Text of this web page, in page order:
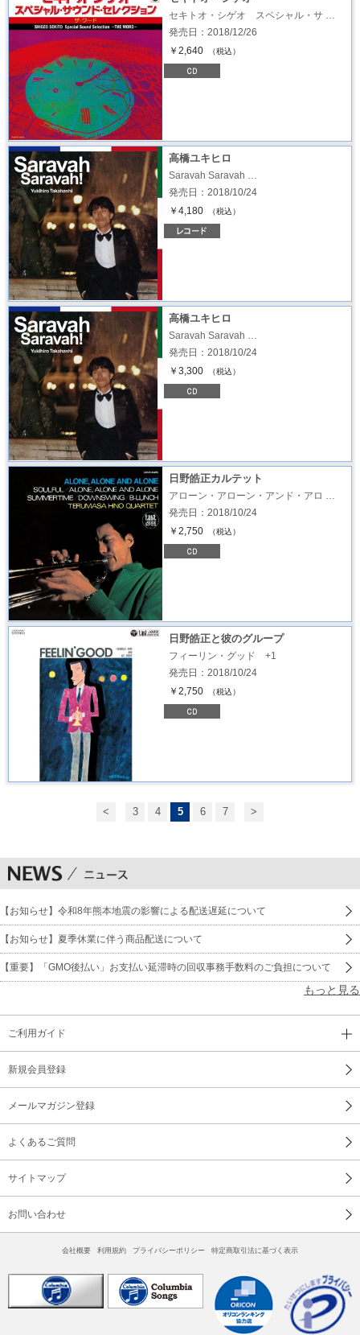
セキトオ・シゲオ スペシャル・サ …
発売日：2018/12/26
￥2,640
（税込）
高橋ユキヒロ
Saravah Saravah …
発売日：2018/10/24
￥4,180
（税込）
高橋ユキヒロ
Saravah Saravah …
発売日：2018/10/24
￥3,300
（税込）
日野皓正カルテット
アローン・アローン・アンド・アロ …
発売日：2018/10/24
￥2,750
（税込）
日野皓正と彼のグループ
フィーリン・グッド +1
発売日：2018/10/24
￥2,750
（税込）
< 3 4 5 6 7 >
【お知らせ】令和8年熊本地震の影響による配送遅延について
【お知らせ】夏季休業に伴う商品配送について
【重要】「GMO後払い」お支払い延滞時の回収事務手数料のご負担について
もっと見る
ご利用ガイド
新規会員登録
メールマガジン登録
よくあるご質問
サイトマップ
お問い合わせ
会社概要 利用規約 プライバシーポリシー 特定商取引法に基づく表示